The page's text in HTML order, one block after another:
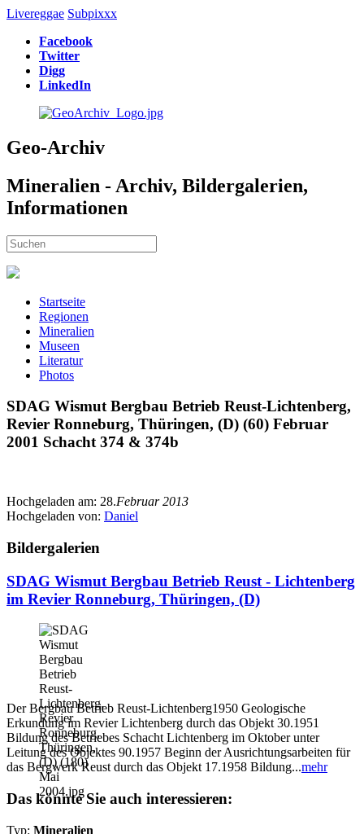
Livereggae Subpixxx
Facebook
Twitter
Digg
LinkedIn
Geo-Archiv
Mineralien - Archiv, Bildergalerien,
Informationen
Startseite
Regionen
Mineralien
Museen
Literatur
Photos
SDAG Wismut Bergbau Betrieb Reust-Lichtenberg,
Revier Ronneburg, Thüringen, (D) (60) Februar
2001 Schacht 374 & 374b
Hochgeladen am: 28.Februar 2013
Hochgeladen von: Daniel
Bildergalerien
SDAG Wismut Bergbau Betrieb Reust - Lichtenberg
im Revier Ronneburg, Thüringen, (D)
Der Bergbau Betrieb Reust-Lichtenberg1950 Geologische
Erkundung im Revier Lichtenberg durch das Objekt 30.1951
Bildung des Betriebes Schacht Lichtenberg im Oktober unter
Leitung des Objektes 90.1957 Beginn der Ausrichtungsarbeiten für
das Bergwerk Reust durch das Objekt 17.1958 Bildung...mehr
Das könnte Sie auch interessieren:
Typ: Mineralien